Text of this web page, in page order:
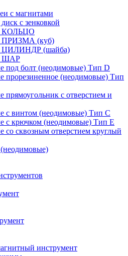
с магнитами
с зенковкой
КОЛЬЦО
ПРИЗМА (куб)
ЦИЛИНДР (шайба)
ШАР
под болт (неодимовые) Тип D
прорезиненное (неодимовые) Тип
прямоугольник с отверстием и
с винтом (неодимовые) Тип С
с крючком (неодимовые) Тип Е
со сквозным отверстием круглый
инструмент